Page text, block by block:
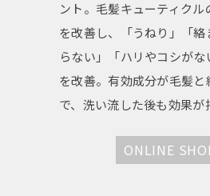
ント。毛髪キューティクル
を改善し、「うねり」「絡
らない」「ハリやコシが
を改善。有効成分が毛髪と
で、洗い流した後も効果が
ONLINE